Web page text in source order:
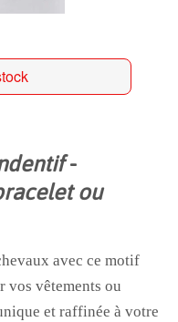
-
ou
avec ce motif
vos vêtements ou
et raffinée à votre